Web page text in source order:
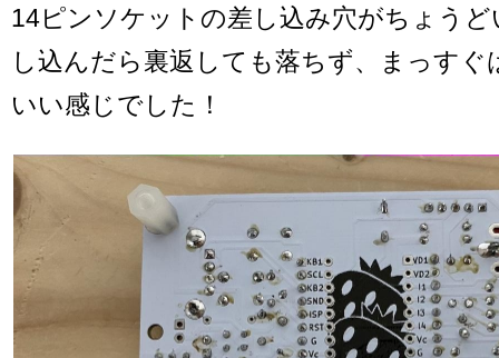
14ピンソケットの差し込み穴がちょう
し込んだら裏返しても落ちず、まっす
いい感じでした！